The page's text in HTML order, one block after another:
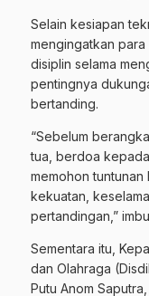
Selain kesiapan
mengingatkan
disiplin selama
pentingnya
bertanding.
“Sebelum
tua, berdoa
memohon
kekuatan,
pertandingan,”
Sementara itu,
dan Olahraga
Putu Anom